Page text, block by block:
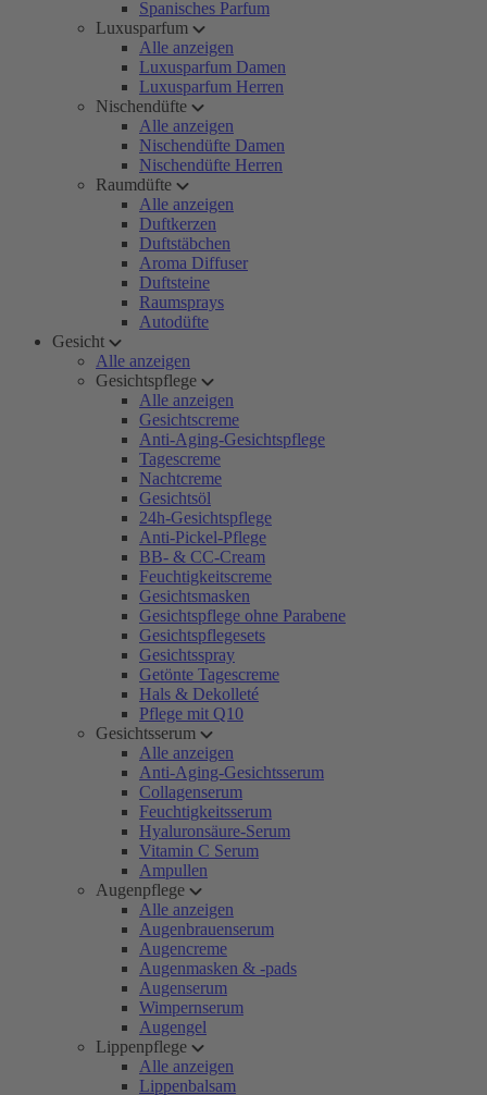
Spanisches Parfum
Luxusparfum
Alle anzeigen
Luxusparfum Damen
Luxusparfum Herren
Nischendüfte
Alle anzeigen
Nischendüfte Damen
Nischendüfte Herren
Raumdüfte
Alle anzeigen
Duftkerzen
Duftstäbchen
Aroma Diffuser
Duftsteine
Raumsprays
Autodüfte
Gesicht
Alle anzeigen
Gesichtspflege
Alle anzeigen
Gesichtscreme
Anti-Aging-Gesichtspflege
Tagescreme
Nachtcreme
Gesichtsöl
24h-Gesichtspflege
Anti-Pickel-Pflege
BB- & CC-Cream
Feuchtigkeitscreme
Gesichtsmasken
Gesichtspflege ohne Parabene
Gesichtspflegesets
Gesichtsspray
Getönte Tagescreme
Hals & Dekolleté
Pflege mit Q10
Gesichtsserum
Alle anzeigen
Anti-Aging-Gesichtsserum
Collagenserum
Feuchtigkeitsserum
Hyaluronsäure-Serum
Vitamin C Serum
Ampullen
Augenpflege
Alle anzeigen
Augenbrauenserum
Augencreme
Augenmasken & -pads
Augenserum
Wimpernserum
Augengel
Lippenpflege
Alle anzeigen
Lippenbalsam